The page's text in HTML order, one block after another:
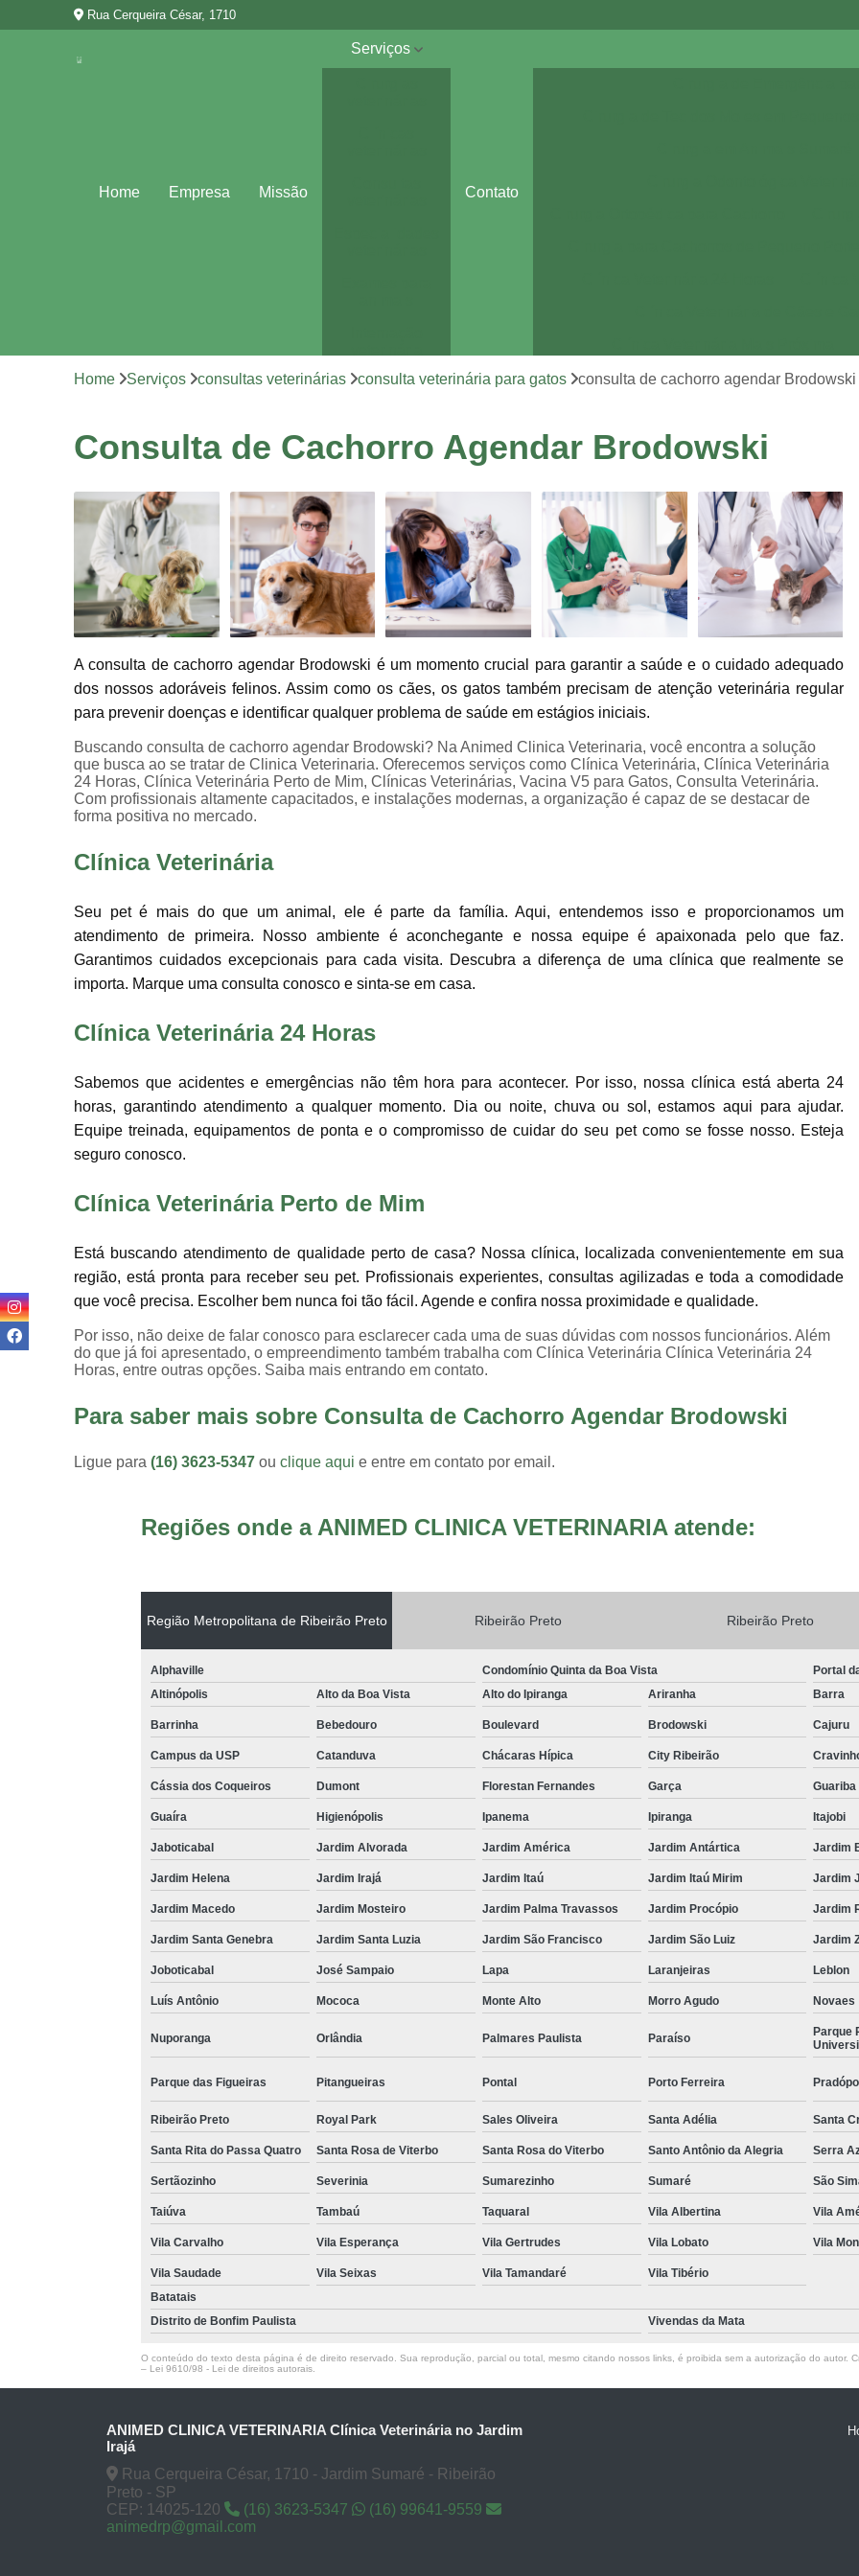
Rua Cerqueira César, 1710
Home Empresa Missão
Serviços
Vacina para
Contato
Clínica Veterinária Perto de Mim
Consulta de Veterinário
Consulta
Consulta Veterinária
Consulta
Consulta Veterinária Sumaré
Veterinária Neurologista
Veterinária Oncologista
Veterinário Gastroenterologista Jardim
Veterinário Hematologista
Veterinário Ortopedista
Exame de
Exame Veterinário
Exame
Exames Laboratoriais Pet
Exames
Internação 24
Internação para Cães e Gatos
Internação para Pet
Internação
Vacinas
Home Serviços consultas veterinárias consulta veterinária para gatos consulta de cachorro agendar Brodowski
Consulta de Cachorro Agendar Brodowski
A consulta de cachorro agendar Brodowski é um momento crucial para garantir a saúde e o cuidado adequado
dos nossos adoráveis felinos. Assim como os cães, os gatos também precisam de atenção veterinária regular
para prevenir doenças e identificar qualquer problema de saúde em estágios iniciais.
Buscando consulta de cachorro agendar Brodowski? Na Animed Clinica Veterinaria, você encontra a solução
que busca ao se tratar de Clinica Veterinaria. Oferecemos serviços como Clínica Veterinária, Clínica Veterinária
24 Horas, Clínica Veterinária Perto de Mim, Clínicas Veterinárias, Vacina V5 para Gatos, Consulta Veterinária.
Com profissionais altamente capacitados, e instalações modernas, a organização é capaz de se destacar de
forma positiva no mercado.
Clínica Veterinária
Seu pet é mais do que um animal, ele é parte da família. Aqui, entendemos isso e proporcionamos um
atendimento de primeira. Nosso ambiente é aconchegante e nossa equipe é apaixonada pelo que faz.
Garantimos cuidados excepcionais para cada visita. Descubra a diferença de uma clínica que realmente se
importa. Marque uma consulta conosco e sinta-se em casa.
Clínica Veterinária 24 Horas
Sabemos que acidentes e emergências não têm hora para acontecer. Por isso, nossa clínica está aberta 24
horas, garantindo atendimento a qualquer momento. Dia ou noite, chuva ou sol, estamos aqui para ajudar.
Equipe treinada, equipamentos de ponta e o compromisso de cuidar do seu pet como se fosse nosso. Esteja
seguro conosco.
Clínica Veterinária Perto de Mim
Está buscando atendimento de qualidade perto de casa? Nossa clínica, localizada convenientemente em sua
região, está pronta para receber seu pet. Profissionais experientes, consultas agilizadas e toda a comodidade
que você precisa. Escolher bem nunca foi tão fácil. Agende e confira nossa proximidade e qualidade.
Por isso, não deixe de falar conosco para esclarecer cada uma de suas dúvidas com nossos funcionários. Além
do que já foi apresentado, o empreendimento também trabalha com Clínica Veterinária Clínica Veterinária 24
Horas, entre outras opções. Saiba mais entrando em contato.
Para saber mais sobre Consulta de Cachorro Agendar Brodowski
Ligue para(16) 3623-5347ouclique aqui e entre em contato por email.
Regiões onde a ANIMED CLINICA VETERINARIA atende:
Região Metropolitana de Ribeirão Preto Ribeirão Preto Ribeirão Preto
Alphaville Condomínio Quinta da Boa Vista
Portal
Altinópolis
Alto da Boa Vista Alto do Ipiranga Ariranha Barra
Barrinha Bebedouro Boulevard Brodowski Cajuru
Campus da USP Catanduva Chácaras Hípica City Ribeirão
Cássia dos Coqueiros Dumont Florestan Fernandes Garça Guariba
Guaíra Higienópolis Ipanema Ipiranga Itajobi
Jaboticabal Jardim Alvorada Jardim América Jardim Antártica Jardim
Jardim Helena Jardim Irajá Jardim Itaú Jardim Itaú Mirim Jardim
Jardim Macedo Jardim Mosteiro Jardim Palma Travassos Jardim Procópio Jardim
Jardim Santa Genebra Jardim Santa Luzia Jardim São Francisco Jardim São Luiz Jardim
Joboticabal José Sampaio Lapa Laranjeiras Leblon
Luís Antônio Mococa Monte Alto Morro Agudo Novaes
Nuporanga Orlândia Palmares Paulista Paraíso
Parque
Parque das Figueiras Pitangueiras Pontal Porto Ferreira
Ribeirão Preto Royal Park Sales Oliveira Santa Adélia Santa
Santa Rita do Passa Quatro Santa Rosa de Viterbo Santa Rosa do Viterbo Santo Antônio da Alegria Serra
Sertãozinho Severinia Sumarezinho Sumaré São
Taiúva Tambaú Taquaral Vila Albertina Vila
Vila Carvalho Vila Esperança Vila Gertrudes Vila Lobato Vila
Vila Saudade Vila Seixas Vila Tamandaré
Vila Tibério
Batatais
Distrito de Bonfim Paulista
Vivendas da Mata
O conteúdo do texto desta página é de direito reservado. Sua reprodução, parcial ou total, mesmo citando nossos links, é proibida sem a autorização do autor.
– Lei 9610/98 - Lei de direitos autorais.
ANIMED CLINICA VETERINARIA Clínica Veterinária no Jardim
Irajá
Rua Cerqueira César, 1710 - Jardim Sumaré - Ribeirão
Preto - SP
CEP: 14025-120
(16) 3623-5347
(16) 99641-9559
animedrp@gmail.com